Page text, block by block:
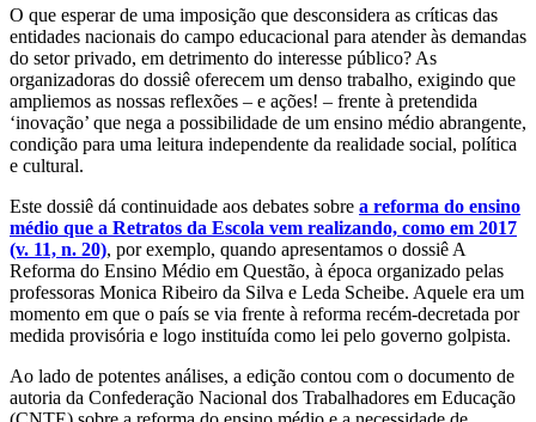
O que esperar de uma imposição que desconsidera as críticas das
entidades nacionais do campo educacional para atender às demandas
do setor privado, em detrimento do interesse público? As
organizadoras do dossiê oferecem um denso trabalho, exigindo que
ampliemos as nossas reflexões – e ações! – frente à pretendida
‘inovação’ que nega a possibilidade de um ensino médio abrangente,
condição para uma leitura independente da realidade social, política
e cultural.
Este dossiê dá continuidade aos debates sobre a reforma do ensino
médio que a Retratos da Escola vem realizando, como em 2017
(v. 11, n. 20), por exemplo, quando apresentamos o dossiê A
Reforma do Ensino Médio em Questão, à época organizado pelas
professoras Monica Ribeiro da Silva e Leda Scheibe. Aquele era um
momento em que o país se via frente à reforma recém-decretada por
medida provisória e logo instituída como lei pelo governo golpista.
Ao lado de potentes análises, a edição contou com o documento de
autoria da Confederação Nacional dos Trabalhadores em Educação